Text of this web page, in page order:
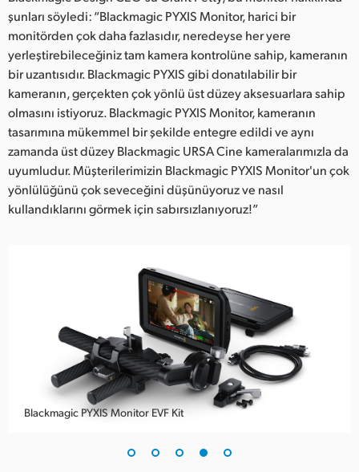
şunları söyledi: “Blackmagic PYXIS Monitor, harici bir
monitörden çok daha fazlasıdır, neredeyse her yere
yerleştirebileceğiniz tam kamera kontrolüne sahip, kameranın
bir uzantısıdır. Blackmagic PYXIS gibi donatılabilir bir
kameranın, gerçekten çok yönlü üst düzey aksesuarlara sahip
olmasını istiyoruz. Blackmagic PYXIS Monitor, kameranın
tasarımına mükemmel bir şekilde entegre edildi ve aynı
zamanda üst düzey Blackmagic URSA Cine kameralarımızla da
uyumludur. Müşterilerimizin Blackmagic PYXIS Monitor'un çok
yönlülüğünü çok seveceğini düşünüyoruz ve nasıl
kullandıklarını görmek için sabırsızlanıyoruz!”
Blackmagic PYXIS Monitor EVF Kit